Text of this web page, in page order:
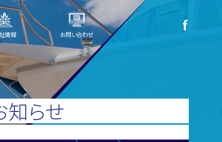
情報 お問い合わせ
知らせ